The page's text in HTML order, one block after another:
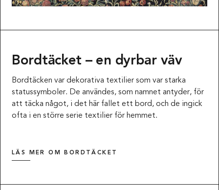
Bordtäcket – en dyrbar väv
Bordtäcken var dekorativa textilier som var starka
statussymboler. De användes, som namnet antyder, för
att täcka något, i det här fallet ett bord, och de ingick
ofta i en större serie textilier för hemmet.
LÄS MER OM BORDTÄCKET